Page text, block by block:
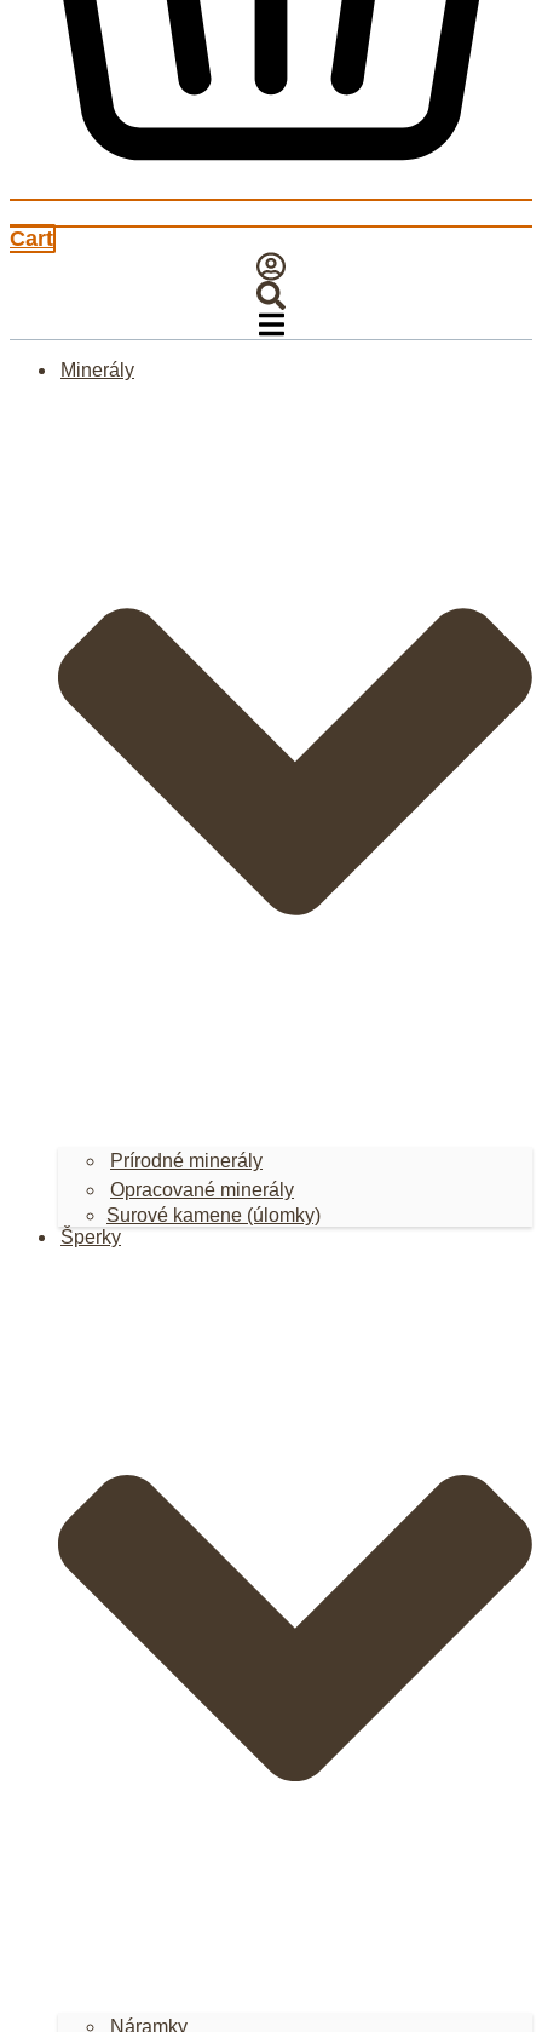
Cart
Minerály
Prírodné minerály
Opracované minerály
Surové kamene (úlomky)
Šperky
Náramky